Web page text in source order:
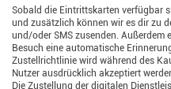
Sobald die Eintrittskarten verfügbar
und zusätzlich können wir es dir zu
und/oder SMS zusenden. Außerdem
Besuch eine automatische
Zustellrichtlinie wird während des
Nutzer ausdrücklich akzeptiert
Die Zustellung der digitalen